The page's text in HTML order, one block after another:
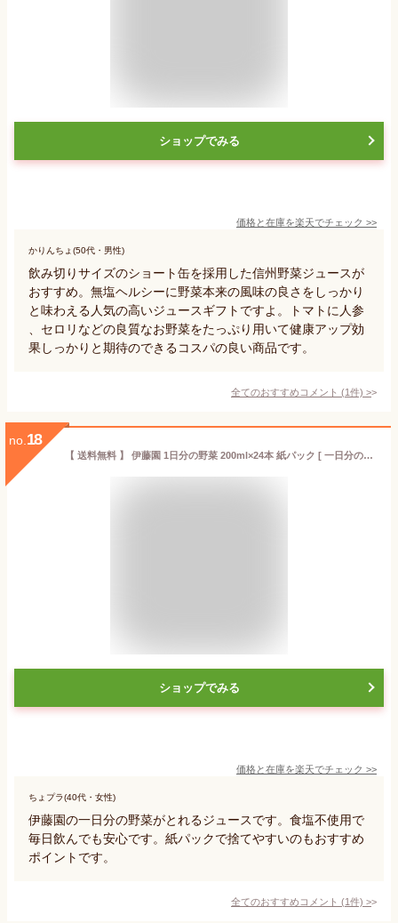
ショップでみる
価格と在庫を楽天でチェック >>
かりんちょ(50代・男性)
飲み切りサイズのショート缶を採用した信州野菜ジュースが
おすすめ。無塩ヘルシーに野菜本来の風味の良さをしっかり
と味わえる人気の高いジュースギフトですよ。トマトに人参
、セロリなどの良質なお野菜をたっぷり用いて健康アップ効
果しっかりと期待のできるコスパの良い商品です。
全てのおすすめコメント (1件) >
no. 18
【 送料無料 】 伊藤園 1日分の野菜 200ml×24本 紙パック [ 一日分の野菜 24本 無塩 無糖 野菜ジュース 野菜汁 100% 200ミリ 栄養管理士 推奨 健康 ] ※キャンセル不可商品 ※北海道・沖縄は定形外発送 +lt7+※北海道・沖縄は定形外発送
ショップでみる
価格と在庫を楽天でチェック >>
ちょプラ(40代・女性)
伊藤園の一日分の野菜がとれるジュースです。食塩不使用で
毎日飲んでも安心です。紙パックで捨てやすいのもおすすめ
ポイントです。
全てのおすすめコメント (1件) >